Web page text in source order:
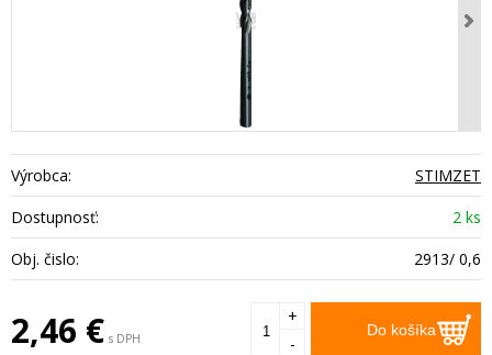
Výrobca:
STIMZET
Dostupnosť:
2 ks
Obj. čislo:
2913/ 0,6
2,46 € s DPH Do košíka
+
-